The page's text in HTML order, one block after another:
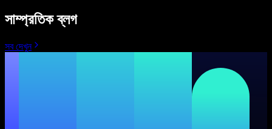
সাম্প্রতিক ব্লগ
সব দেখুন